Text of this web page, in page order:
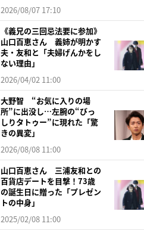
2026/08/07 17:10
《義兄の三回忌法要に参加》
山口百恵さん 義姉が明かす
夫・友和と「夫婦げんかをし
ない理由」
2026/04/02 11:00
大野智 “お気に入りの場
所”に出没し…左腕の“びっ
しりタトゥー”に現れた「驚
きの異変」
2026/08/08 11:00
山口百恵さん 三浦友和との
百貨店デートを目撃！73歳
の誕生日に贈った「プレゼン
トの中身」
2025/02/08 11:00